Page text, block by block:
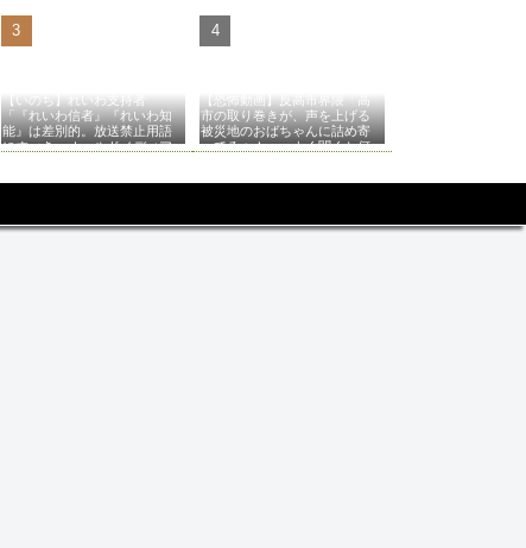
【いのち】れいわ支持者
「『れいわ信者』『れいわ知
能』は差別的。放送禁止用語
にすべき。オールドメディア
【恐怖動画】反高市界隈「高
市の取り巻きが、声を上げる
被災地のおばちゃんに詰め寄
ってるぅ！」→よく聞くと何